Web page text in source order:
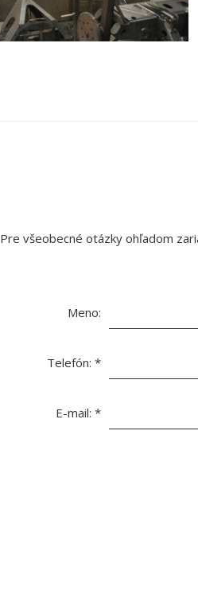
Pre všeobecné otázky ohľadom
Meno:
Telefón: *
E-mail: *